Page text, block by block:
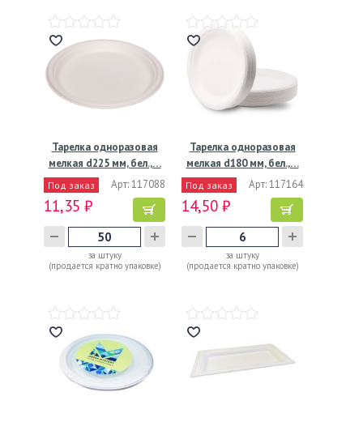
Тарелка одноразовая
мелкая d225 мм, бел.,…
Под заказ Арт: 117088
11,35 ₽
за штуку
(продается кратно упаковке)
Тарелка одноразовая
мелкая d180 мм, бел.,…
Под заказ Арт: 117164
14,50 ₽
за штуку
(продается кратно упаковке)